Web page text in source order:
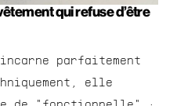
qui refuse d’être
parfaitement
elle